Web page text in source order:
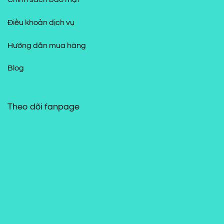
Điều khoản dịch vụ
Hướng dẫn mua hàng
Blog
Theo dõi fanpage